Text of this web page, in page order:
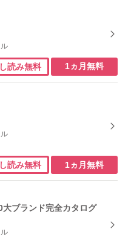
読み無料 1ヵ月無料
読み無料 1ヵ月無料
大ブランド完全カタログ